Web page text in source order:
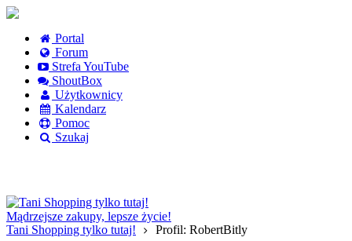
Portal
Forum
Strefa YouTube
ShoutBox
Użytkownicy
Kalendarz
Pomoc
Szukaj
Mądrzejsze zakupy, lepsze życie!
Tani Shopping tylko tutaj!
Profil: RobertBitly